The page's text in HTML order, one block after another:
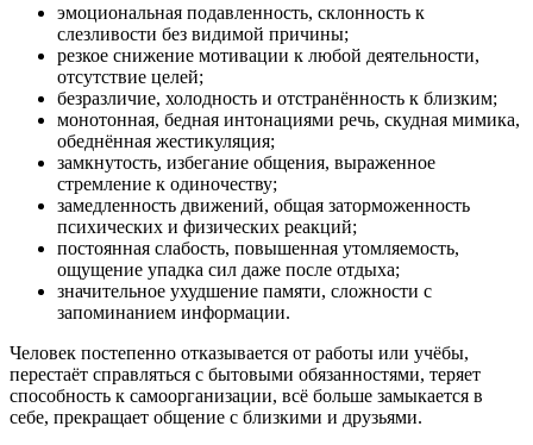
эмоциональная подавленность, склонность к
слезливости без видимой причины;
резкое снижение мотивации к любой деятельности,
отсутствие целей;
безразличие, холодность и отстранённость к близким;
монотонная, бедная интонациями речь, скудная мимика,
обеднённая жестикуляция;
замкнутость, избегание общения, выраженное
стремление к одиночеству;
замедленность движений, общая заторможенность
психических и физических реакций;
постоянная слабость, повышенная утомляемость,
ощущение упадка сил даже после отдыха;
значительное ухудшение памяти, сложности с
запоминанием информации.
Человек постепенно отказывается от работы или учёбы,
перестаёт справляться с бытовыми обязанностями, теряет
способность к самоорганизации, всё больше замыкается в
себе, прекращает общение с близкими и друзьями.